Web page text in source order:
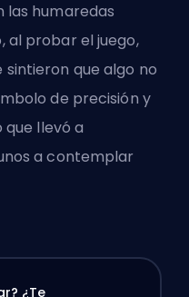
las humaredas
al probar el juego,
que algo no
de precisión y
llevó a
a contemplar
¿Te